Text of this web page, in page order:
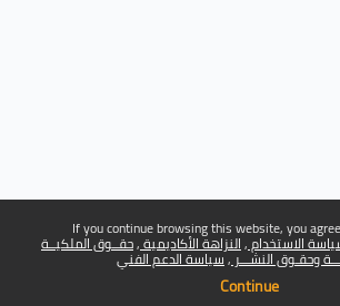
If you continue browsing this website, you
الاستخدام النزاهة الأكاديمية حقــوق الملكيــة
وحقـوق النشـــر سياسة الدعم الفني
Continue